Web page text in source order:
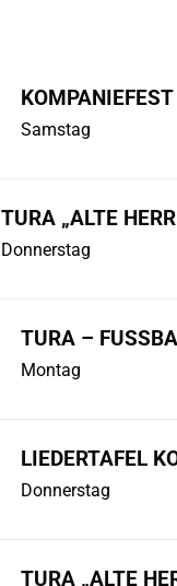
Samstag
TURA „ALTE
Donnerstag
TURA –
Montag
LIEDERTAFEL
Donnerstag
TURA „ALTE